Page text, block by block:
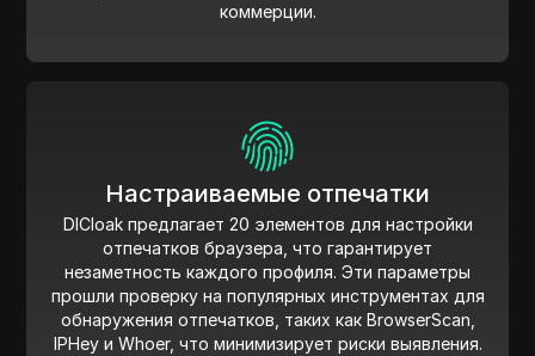
коммерции.
Настраиваемые отпечатки
DICloak предлагает 20 элементов для настройки
отпечатков браузера, что гарантирует
незаметность каждого профиля. Эти параметры
прошли проверку на популярных инструментах для
обнаружения отпечатков, таких как BrowserScan,
IPHey и Whoer, что минимизирует риски выявления.